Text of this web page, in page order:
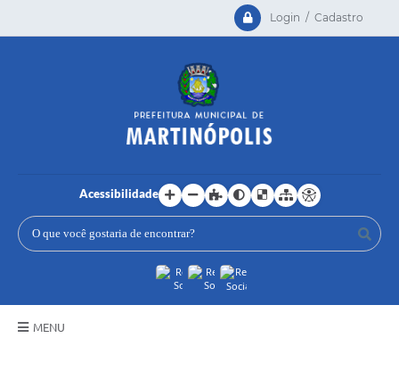
Login / Cadastro
Acessibilidade
MENU